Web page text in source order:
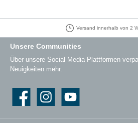
30 Tage
Unsere Communities
Über unsere Social Media Plattformen
Neuigkeiten mehr.
Facebook Instagram YouTube